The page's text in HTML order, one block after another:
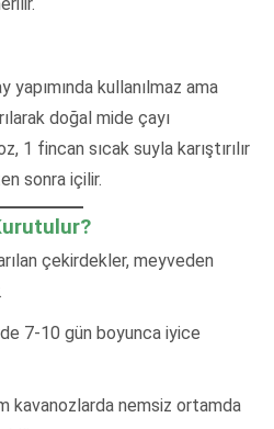
kullanılmaz ama
doğal mide çayı
1 fincan sıcak suyla karıştırılır
sonra içilir.
çekirdekler, meyveden
7-10 gün boyunca iyice
kavanozlarda nemsiz ortamda